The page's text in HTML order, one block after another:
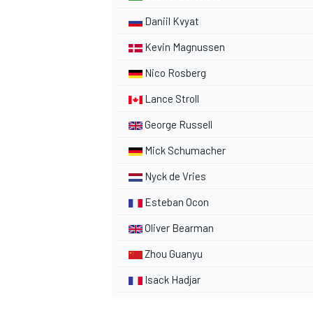
Daniil Kvyat
Kevin Magnussen
Nico Rosberg
Lance Stroll
George Russell
Mick Schumacher
Nyck de Vries
Esteban Ocon
Oliver Bearman
Zhou Guanyu
Isack Hadjar